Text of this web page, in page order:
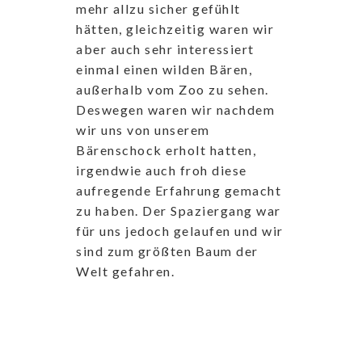
mehr allzu sicher gefühlt
hätten, gleichzeitig waren wir
aber auch sehr interessiert
einmal einen wilden Bären,
außerhalb vom Zoo zu sehen.
Deswegen waren wir nachdem
wir uns von unserem
Bärenschock erholt hatten,
irgendwie auch froh diese
aufregende Erfahrung gemacht
zu haben. Der Spaziergang war
für uns jedoch gelaufen und wir
sind zum größten Baum der
Welt gefahren.